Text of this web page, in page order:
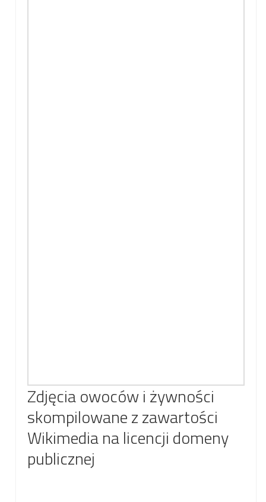
Zdjęcia owoców i żywności
skompilowane z zawartości
Wikimedia na licencji domeny
publicznej